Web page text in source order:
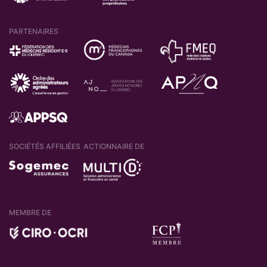
PARTENAIRES
SOCIÉTÉS AFFILIÉES ACTIONNAIRE DE
MEMBRE DE